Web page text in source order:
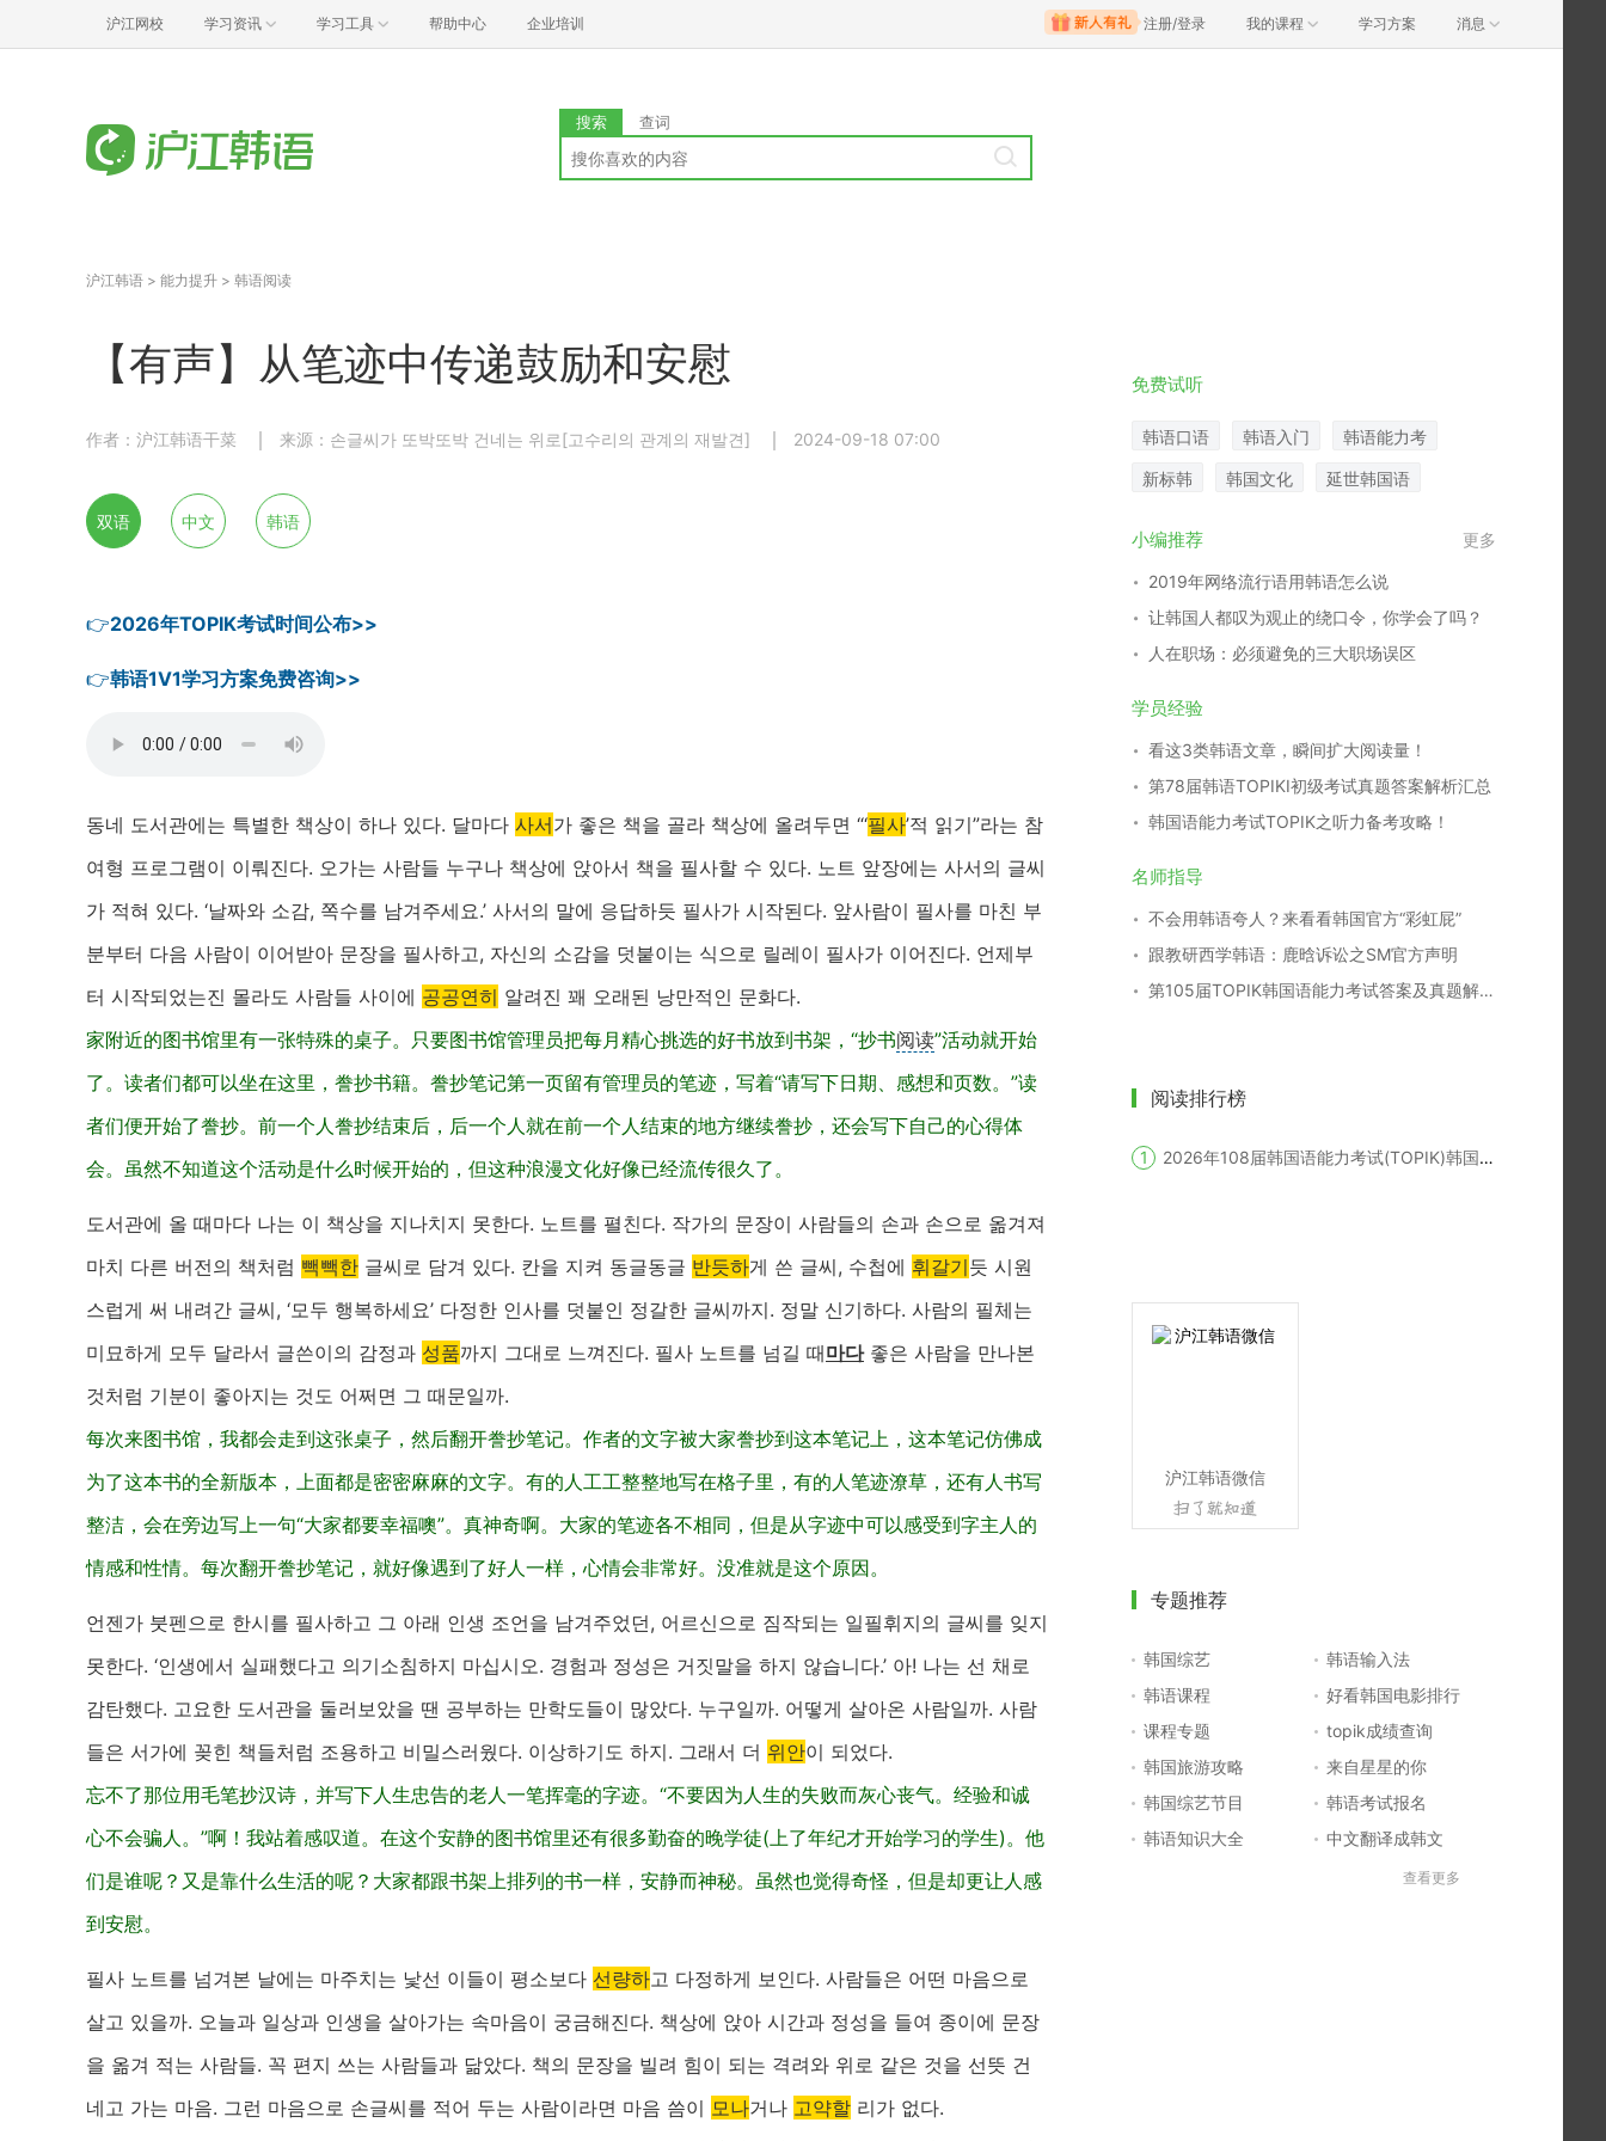
沪江网校 学习资讯 学习工具 帮助中心 企业培训 注册/登录 我的课程 学习方案 消息
搜索 查词
沪江韩语 > 能力提升 > 韩语阅读
【有声】从笔迹中传递鼓励和安慰
作者：沪江韩语干菜 来源：손글씨가 또박또박 건네는 위로[고수리의 관계의 재발견] 2024-09-18 07:00
双语 中文 韩语
👉2026年TOPIK考试时间公布>>
👉韩语1V1学习方案免费咨询>>
동네 도서관에는 특별한 책상이 하나 있다. 달마다 사서가 좋은 책을 골라 책상에 올려두면 “‘필사’적 읽기”라는 참
여형 프로그램이 이뤄진다. 오가는 사람들 누구나 책상에 앉아서 책을 필사할 수 있다. 노트 앞장에는 사서의 글씨
가 적혀 있다. ‘날짜와 소감, 쪽수를 남겨주세요.’ 사서의 말에 응답하듯 필사가 시작된다. 앞사람이 필사를 마친 부
분부터 다음 사람이 이어받아 문장을 필사하고, 자신의 소감을 덧붙이는 식으로 릴레이 필사가 이어진다. 언제부
터 시작되었는진 몰라도 사람들 사이에 공공연히 알려진 꽤 오래된 낭만적인 문화다.
家附近的图书馆里有一张特殊的桌子。只要图书馆管理员把每月精心挑选的好书放到书架，“抄书阅读”活动就开始
了。读者们都可以坐在这里，誊抄书籍。誊抄笔记第一页留有管理员的笔迹，写着“请写下日期、感想和页数。”读
者们便开始了誊抄。前一个人誊抄结束后，后一个人就在前一个人结束的地方继续誊抄，还会写下自己的心得体
会。虽然不知道这个活动是什么时候开始的，但这种浪漫文化好像已经流传很久了。
도서관에 올 때마다 나는 이 책상을 지나치지 못한다. 노트를 펼친다. 작가의 문장이 사람들의 손과 손으로 옮겨져
마치 다른 버전의 책처럼 빽빽한 글씨로 담겨 있다. 칸을 지켜 동글동글 반듯하게 쓴 글씨, 수첩에 휘갈기듯 시원
스럽게 써 내려간 글씨, ‘모두 행복하세요’ 다정한 인사를 덧붙인 정갈한 글씨까지. 정말 신기하다. 사람의 필체는
미묘하게 모두 달라서 글쓴이의 감정과 성품까지 그대로 느껴진다. 필사 노트를 넘길 때마다좋은 사람을 만나본
것처럼 기분이 좋아지는 것도 어쩌면 그 때문일까.
每次来图书馆，我都会走到这张桌子，然后翻开誊抄笔记。作者的文字被大家誊抄到这本笔记上，这本笔记仿佛成
为了这本书的全新版本，上面都是密密麻麻的文字。有的人工工整整地写在格子里，有的人笔迹潦草，还有人书写
整洁，会在旁边写上一句“大家都要幸福噢”。真神奇啊。大家的笔迹各不相同，但是从字迹中可以感受到字主人的
情感和性情。每次翻开誊抄笔记，就好像遇到了好人一样，心情会非常好。没准就是这个原因。
언젠가 붓펜으로 한시를 필사하고 그 아래 인생 조언을 남겨주었던, 어르신으로 짐작되는 일필휘지의 글씨를 잊지
못한다. ‘인생에서 실패했다고 의기소침하지 마십시오. 경험과 정성은 거짓말을 하지 않습니다.’ 아! 나는 선 채로
감탄했다. 고요한 도서관을 둘러보았을 땐 공부하는 만학도들이 많았다. 누구일까. 어떻게 살아온 사람일까. 사람
들은 서가에 꽂힌 책들처럼 조용하고 비밀스러웠다. 이상하기도 하지. 그래서 더 위안이 되었다.
忘不了那位用毛笔抄汉诗，并写下人生忠告的老人一笔挥毫的字迹。“不要因为人生的失败而灰心丧气。经验和诚
心不会骗人。”啊！我站着感叹道。在这个安静的图书馆里还有很多勤奋的晚学徒(上了年纪才开始学习的学生)。他
们是谁呢？又是靠什么生活的呢？大家都跟书架上排列的书一样，安静而神秘。虽然也觉得奇怪，但是却更让人感
到安慰。
필사 노트를 넘겨본 날에는 마주치는 낯선 이들이 평소보다 선량하고 다정하게 보인다. 사람들은 어떤 마음으로
살고 있을까. 오늘과 일상과 인생을 살아가는 속마음이 궁금해진다. 책상에 앉아 시간과 정성을 들여 종이에 문장
을 옮겨 적는 사람들. 꼭 편지 쓰는 사람들과 닮았다. 책의 문장을 빌려 힘이 되는 격려와 위로 같은 것을 선뜻 건
네고 가는 마음. 그런 마음으로 손글씨를 적어 두는 사람이라면 마음 씀이 모나거나 고약할 리가 없다.
免费试听
韩语口语 韩语入门 韩语能力考
新标韩 韩国文化 延世韩国语
小编推荐 更多
2019年网络流行语用韩语怎么说
让韩国人都叹为观止的绕口令，你学会了吗？
人在职场：必须避免的三大职场误区
学员经验
看这3类韩语文章，瞬间扩大阅读量！
第78届韩语TOPIKⅠ初级考试真题答案解析汇总
韩国语能力考试TOPIK之听力备考攻略！
名师指导
不会用韩语夸人？来看看韩国官方“彩虹屁”
跟教研西学韩语：鹿晗诉讼之SM官方声明
第105届TOPIK韩国语能力考试答案及真题解析汇总
阅读排行榜
2026年108届韩国语能力考试(TOPIK)韩国报名时间
沪江韩语微信
专题推荐
韩国综艺
韩语输入法
韩语课程
好看韩国电影排行
课程专题
topik成绩查询
韩国旅游攻略
来自星星的你
韩国综艺节目
韩语考试报名
韩语知识大全
中文翻译成韩文
查看更多